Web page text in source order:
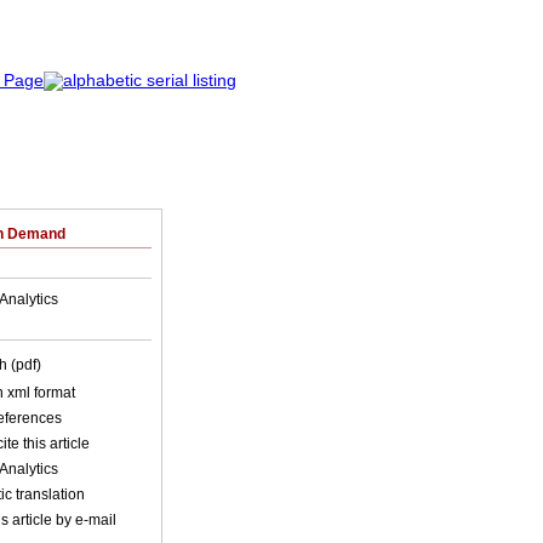
Demand
(pdf)
xml format
this article
translation
article by e-mail